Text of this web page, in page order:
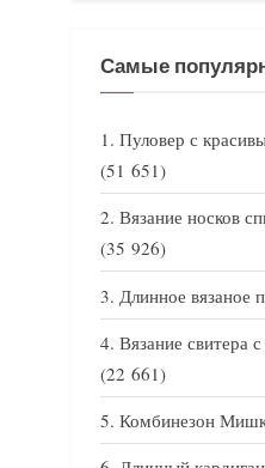
Самые
Пуловер с
(51 651)
Вязание носков
(35 926)
Длинное вязаное
Вязание свитера
(22 661)
Комбинезон